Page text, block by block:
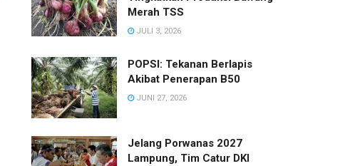
Merah TSS
JULI 3, 2026
POPSI: Tekanan Berlapis
Akibat Penerapan B50
JUNI 27, 2026
Jelang Porwanas 2027
Lampung, Tim Catur DKI